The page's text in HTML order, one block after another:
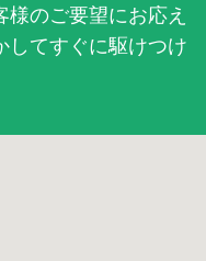
のご要望にお応え
してすぐに駆けつけ